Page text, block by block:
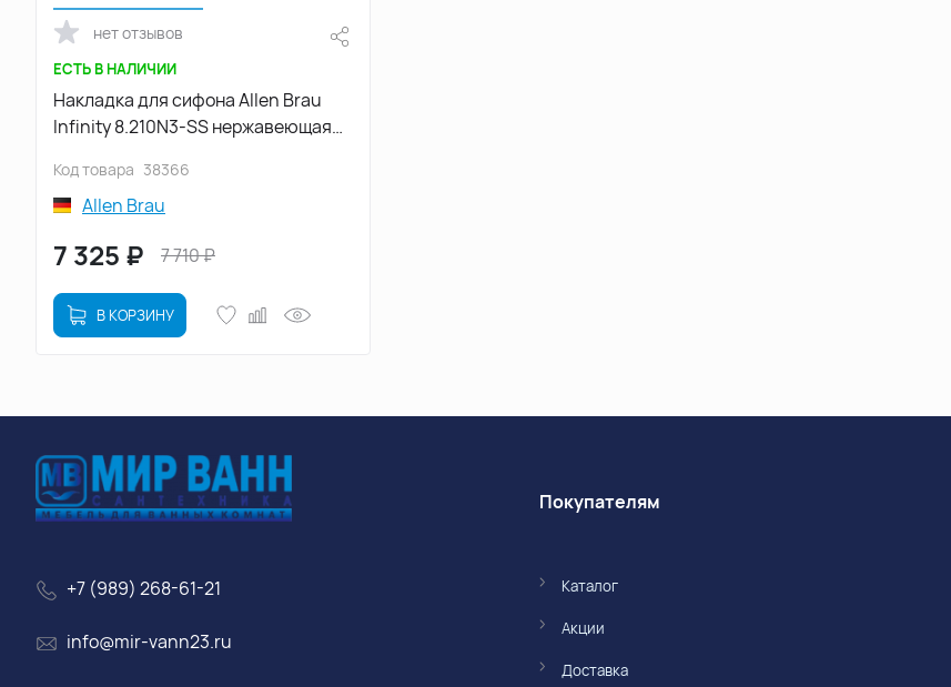
нет отзывов
ЕСТЬ В НАЛИЧИИ
Накладка для сифона Allen Brau
Infinity 8.210N3-SS нержавеющая
Код товара 38366
Allen Brau
7 325 ₽ 7 710₽
В КОРЗИНУ
+7 (989) 268-61-21
info@mir-vann23.ru
Покупателям
Каталог
Акции
Доставка